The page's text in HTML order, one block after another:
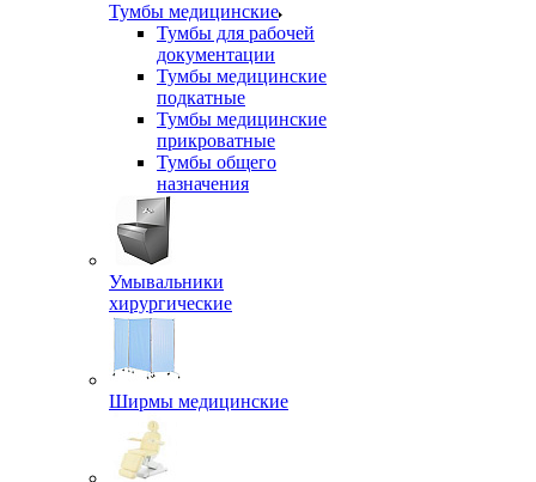
Тумбы медицинские
Тумбы для рабочей
документации
Тумбы медицинские
подкатные
Тумбы медицинские
прикроватные
Тумбы общего
назначения
Умывальники
хирургические
Ширмы медицинские